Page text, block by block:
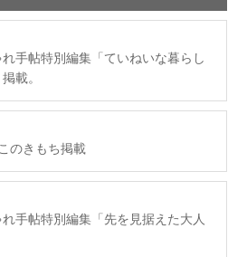
手帖特別編集「ていねいな暮らし
載。
のきもち掲載
手帖特別編集「先を見据えた大人